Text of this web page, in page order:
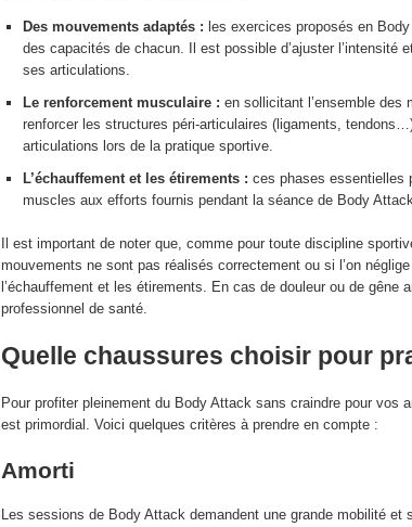
Des mouvements adaptés : les exercices proposés en
des capacités de chacun. Il est possible d’ajuster l’intensité
ses articulations.
Le renforcement musculaire : en sollicitant l’ensemble
renforcer les structures péri-articulaires (ligaments,
articulations lors de la pratique sportive.
L’échauffement et les étirements : ces phases essentielles
muscles aux efforts fournis pendant la séance de Body
Il est important de noter que, comme pour toute discipline
mouvements ne sont pas réalisés correctement ou si l’on
l’échauffement et les étirements. En cas de douleur ou de gêne
professionnel de santé.
Quelle chaussures choisir pour
Pour profiter pleinement du Body Attack sans craindre pour vos
est primordial. Voici quelques critères à prendre en compte :
Amorti
Les sessions de Body Attack demandent une grande mobilité et